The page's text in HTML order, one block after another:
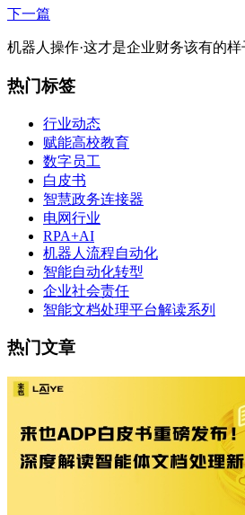
下一篇
机器人操作·这才是企业财务该有的样
热门标签
行业动态
赋能高校教育
数字员工
白皮书
智慧政务连接器
电网行业
RPA+AI
机器人流程自动化
智能自动化转型
企业社会责任
智能文档处理平台解读系列
热门文章